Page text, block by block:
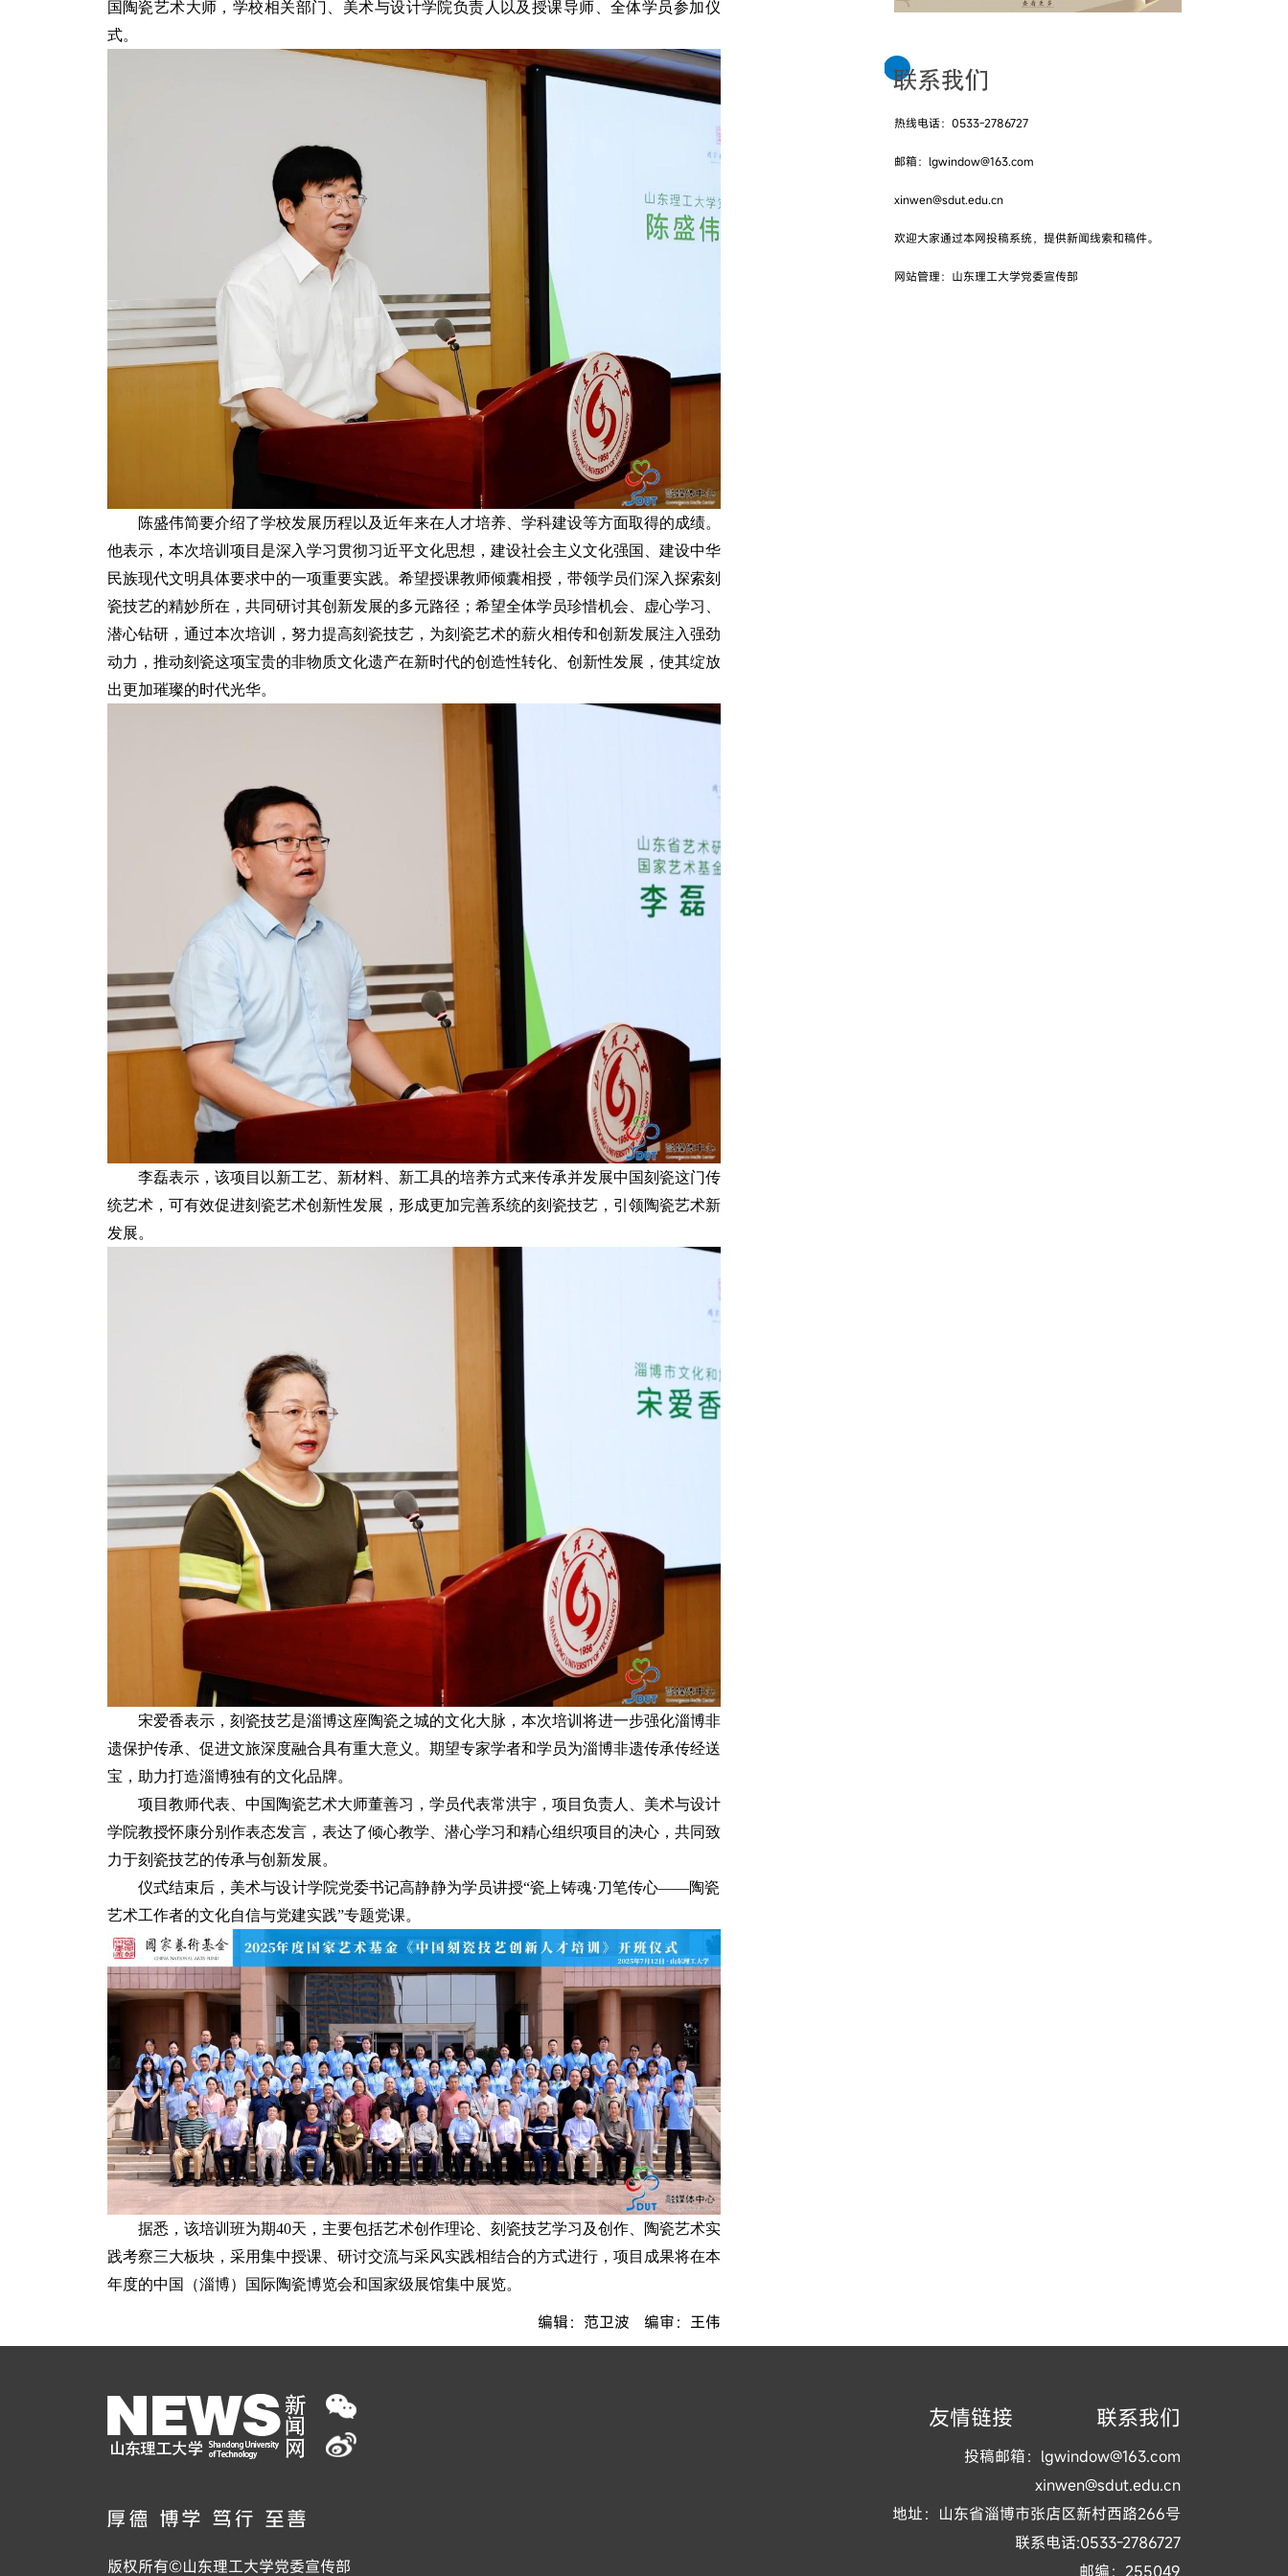
国陶瓷艺术大师，学校相关部门、美术与设计学院负责人以及授课导师、全体学员参加仪
式。
陈盛伟简要介绍了学校发展历程以及近年来在人才培养、学科建设等方面取得的成绩。
他表示，本次培训项目是深入学习贯彻习近平文化思想，建设社会主义文化强国、建设中华
民族现代文明具体要求中的一项重要实践。希望授课教师倾囊相授，带领学员们深入探索刻
瓷技艺的精妙所在，共同研讨其创新发展的多元路径；希望全体学员珍惜机会、虚心学习、
潜心钻研，通过本次培训，努力提高刻瓷技艺，为刻瓷艺术的薪火相传和创新发展注入强劲
动力，推动刻瓷这项宝贵的非物质文化遗产在新时代的创造性转化、创新性发展，使其绽放
出更加璀璨的时代光华。
李磊表示，该项目以新工艺、新材料、新工具的培养方式来传承并发展中国刻瓷这门传
统艺术，可有效促进刻瓷艺术创新性发展，形成更加完善系统的刻瓷技艺，引领陶瓷艺术新
发展。
宋爱香表示，刻瓷技艺是淄博这座陶瓷之城的文化大脉，本次培训将进一步强化淄博非
遗保护传承、促进文旅深度融合具有重大意义。期望专家学者和学员为淄博非遗传承传经送
宝，助力打造淄博独有的文化品牌。
项目教师代表、中国陶瓷艺术大师董善习，学员代表常洪宇，项目负责人、美术与设计
学院教授怀康分别作表态发言，表达了倾心教学、潜心学习和精心组织项目的决心，共同致
力于刻瓷技艺的传承与创新发展。
仪式结束后，美术与设计学院党委书记高静静为学员讲授“瓷上铸魂·刀笔传心——陶瓷
艺术工作者的文化自信与党建实践”专题党课。
据悉，该培训班为期40天，主要包括艺术创作理论、刻瓷技艺学习及创作、陶瓷艺术实
践考察三大板块，采用集中授课、研讨交流与采风实践相结合的方式进行，项目成果将在本
年度的中国（淄博）国际陶瓷博览会和国家级展馆集中展览。
编辑：范卫波 编审：王伟
热线电话：0533-2786727
邮箱：lgwindow@163.com
xinwen@sdut.edu.cn
欢迎大家通过本网投稿系统，提供新闻线索和稿件。
网站管理：山东理工大学党委宣传部
版权所有©山东理工大学党委宣传部
友情链接 联系我们
投稿邮箱：lgwindow@163.com
xinwen@sdut.edu.cn
地址：山东省淄博市张店区新村西路266号
联系电话:0533-2786727
邮编：255049
国家艺术基金资助项目“中国刻瓷技艺创新人才培训”开班1